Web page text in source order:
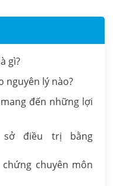
gì?
nguyên lý nào?
đến những lợi
điều trị bằng
chuyên môn